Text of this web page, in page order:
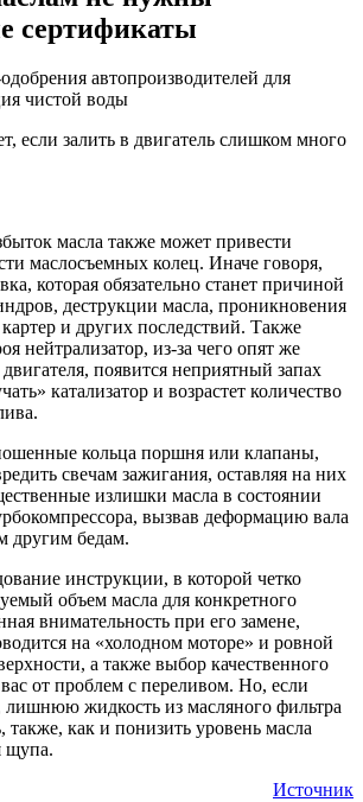
сертификаты
автопроизводителей для
чистой воды
масла также может привести
маслосъемных колец. Иначе говоря,
которая обязательно станет причиной
деструкции масла, проникновения
и других последствий. Также
нейтрализатор, из-за чего опят же
появится неприятный запах
катализатор и возрастет количество
кольца поршня или клапаны,
свечам зажигания, оставляя на них
излишки масла в состоянии
вызвав деформацию вала
другим бедам.
инструкции, в которой четко
объем масла для конкретного
внимательность при его замене,
на «холодном моторе» и ровной
а также выбор качественного
от проблем с переливом. Но, если
лишнюю жидкость из масляного фильтра
также, как и понизить уровень масла
щупа.
Источник